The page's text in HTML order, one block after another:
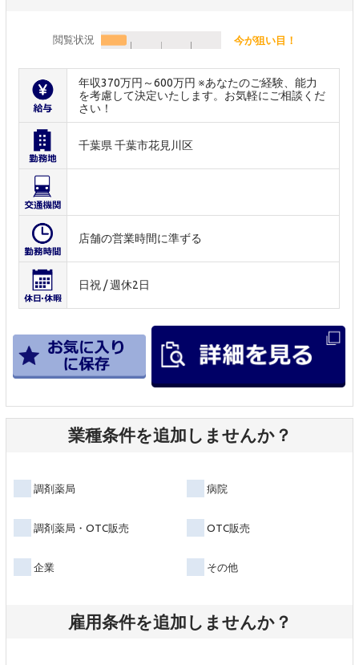
閲覧状況 今が狙い目！
年収370万円～600万円 ※あなたのご経験、能力
を考慮して決定いたします。お気軽にご相談くだ
さい！
千葉県 千葉市花見川区
店舗の営業時間に準ずる
日祝 / 週休2日
業種条件を追加しませんか？
調剤薬局 病院
調剤薬局・OTC販売 OTC販売
企業 その他
雇用条件を追加しませんか？